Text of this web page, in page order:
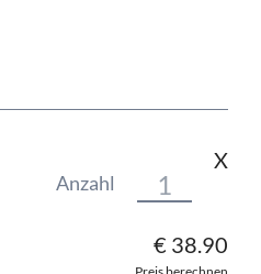
Anzahl
X
€ 38.90